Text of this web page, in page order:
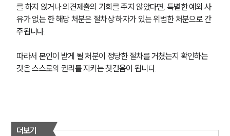
를 하지 않거나 의견제출의 기회를 주지 않았다면, 특별한 예외 사
유가 없는 한 해당 처분은 절차상 하자가 있는 위법한 처분으로 간
주됩니다.
따라서 본인이 받게 될 처분이 정당한 절차를 거쳤는지 확인하는
것은 스스로의 권리를 지키는 첫걸음이 됩니다.
더보기